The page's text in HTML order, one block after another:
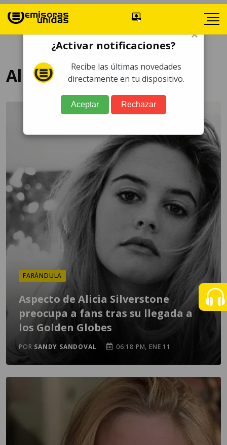
Alicia Silverstone
FARÁNDULA
Aspecto de Alicia Silverstone
preocupa a fans tras su llegada a
los Golden Globes
POR SANDY SANDOVAL 06:18 PM, ENE 11
×
¿Activar notificaciones?
Recibe las últimas novedades
directamente en tu dispositivo.
Aceptar Rechazar